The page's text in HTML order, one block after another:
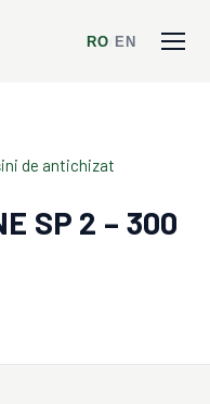
RO EN
de antichizat
SP 2 – 300